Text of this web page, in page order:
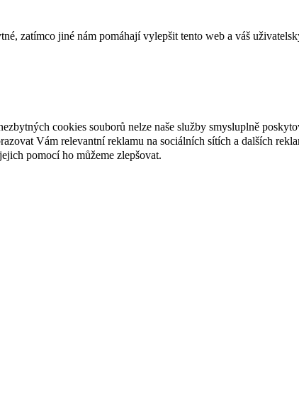
zatímco jiné nám pomáhají vylepšit tento web a váš
cookies souborů nelze naše služby smysluplně
Vám relevantní reklamu na sociálních sítích a dalších
pomocí ho můžeme zlepšovat.